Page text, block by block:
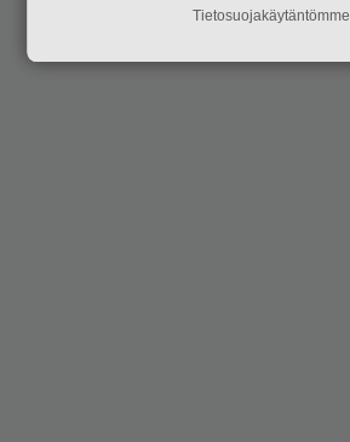
Tietosuojakäytäntömme